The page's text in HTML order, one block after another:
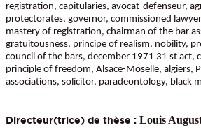
registration, capitularies, avocat-defenseur,
protectorates, governor, commissioned
mastery of registration, chairman of the bar
gratuitousness, principe of realism, nobility,
council of the bars, december 1971 31 st act,
principle of freedom, Alsace-Moselle, algiers,
associations, solicitor, paradeontology, black
Directeur(trice) de thèse : Louis